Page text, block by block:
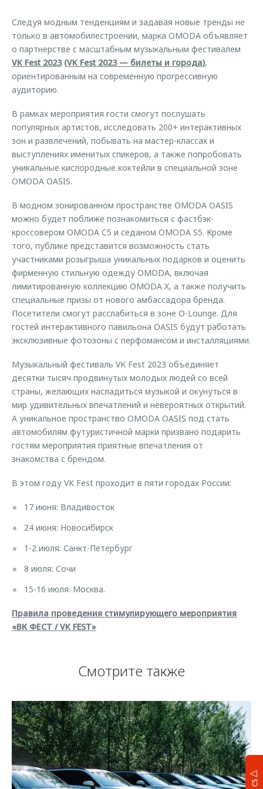
Страхование
Кредитный калькулятор
Аксессуары
Одежда и сувениры
Оригинальные аксессуары
Запчасти
Трейд-ин
Калькулятор трейд-ин
O&J Автоклуб
Клуб владельцев OMODA
Приложение O&J
Аксессуары
Одежда и сувениры
Оригинальные аксессуары
Запчасти
Следуя модным тенденциям и задавая новые тренды не
только в автомобилестроении, марка OMODA объявляет
о партнерстве с масштабным музыкальным фестивалем
VK Fest 2023(VK Fest 2023 — билеты и города),
ориентированным на современную прогрессивную
аудиторию.
В рамках мероприятия гости смогут послушать
популярных артистов, исследовать 200+ интерактивных
зон и развлечений, побывать на мастер-классах и
выступлениях именитых спикеров, а также попробовать
уникальные кислородные коктейли в специальной зоне
OMODA OASIS.
В модном зонированном пространстве OMODA OASIS
можно будет поближе познакомиться с фастбэк-
кроссовером OMODA C5 и седаном OMODA S5. Кроме
того, публике представится возможность стать
участниками розыгрыша уникальных подарков и оценить
фирменную стильную одежду OMODA, включая
лимитированную коллекцию OMODA X, а также получить
специальные призы от нового амбассадора бренда.
Посетители смогут расслабиться в зоне О-Lounge. Для
гостей интерактивного павильона OASIS будут работать
эксклюзивные фотозоны с перфомансом и инсталляциями.
Музыкальный фестиваль VK Fest 2023 объединяет
десятки тысяч продвинутых молодых людей со всей
страны, желающих насладиться музыкой и окунуться в
мир удивительных впечатлений и невероятных открытий.
А уникальное пространство OMODA OASIS под стать
автомобилям футуристичной марки призвано подарить
гостям мероприятия приятные впечатления от
знакомства с брендом.
В этом году VK Fest проходит в пяти городах России:
17 июня: Владивосток
24 июня: Новосибирск
1-2 июля: Санкт-Петербург
8 июля: Сочи
15-16 июля: Москва.
Правила проведения стимулирующего мероприятия
«ВК ФЕСТ / VK FEST»
Смотрите также